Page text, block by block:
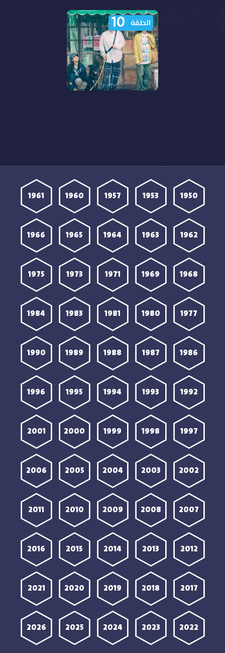
الحلقة 10
1950
1953
1957
1960
1961
1962
1963
1964
1965
1966
1968
1969
1971
1973
1975
1977
1980
1981
1983
1984
1986
1987
1988
1989
1990
1992
1993
1994
1995
1996
1997
1998
1999
2000
2001
2002
2003
2004
2005
2006
2007
2008
2009
2010
2011
2012
2013
2014
2015
2016
2017
2018
2019
2020
2021
2022
2023
2024
2025
2026